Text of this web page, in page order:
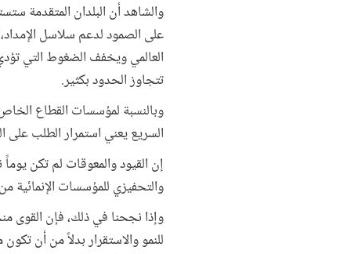
والشاهد أن البلدان المتقدمة
على الصمود لدعم سلاسل
العالمي ويخفف الضغوط التي
تتجاوز الحدود بكثير.
وبالنسبة لمؤسسات القطاع
السريع يعني استمرار الطلب على
إن القيود والمعوقات لم تكن
والتحفيزي للمؤسسات الإنمائية
وإذا نجحنا في ذلك، فإن القوى
للنمو والاستقرار بدلاً من أن